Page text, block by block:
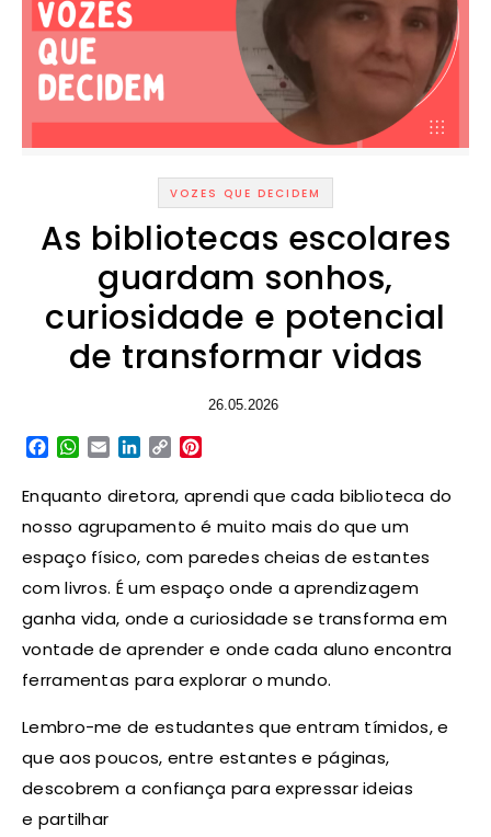
VOZES QUE DECIDEM
As bibliotecas escolares
guardam sonhos,
curiosidade e potencial
de transformar vidas
26.05.2026
Facebook
WhatsApp
EmailLinkedIn
Copy
Enquanto diretora, aprendi que cada biblioteca do
nosso agrupamento é muito mais do que um
espaço físico, com paredes cheias de estantes
com livros. É um espaço onde a aprendizagem
ganha vida, onde a curiosidade se transforma em
vontade de aprender e onde cada aluno encontra
ferramentas para explorar o mundo.
Lembro-me de estudantes que entram tímidos, e
que aos poucos, entre estantes e páginas,
descobrem a confiança para expressar ideias
e partilhar